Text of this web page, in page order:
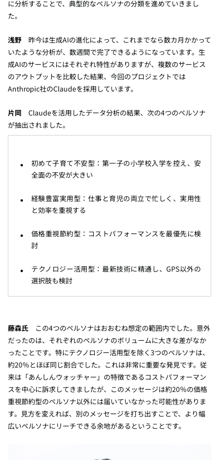
に分析することで、典型的なペルソナの分類を進めていきまし
た。
浅野 昨今は生成AIの進化によって、これまでなら数カ月かかって
いたような分析が、数週間で完了できるようになっています。生
成AIのサービスにはそれぞれ特性がありますが、複数のサービス
のアウトプットを比較した結果、今回のプロジェクトでは
Anthropic社のClaudeを採用しています。
片岡 Claudeを活用したデータ分析の結果、次の4つのペルソナ
が抽出されました。
初めて子育て不安型：第一子の小学校入学を控え、安
全面の不安が大きい
経験豊富実用型：仕事と育児の両立で忙しく、実用性
と効率を重視する
価格重視節約型：コストパフォーマンスを最優先に検
討
テクノロジー活用型：最新技術に精通し、GPS以外の
選択肢も検討
藤森氏 この4つのペルソナはおおむね想定の範囲内でした。意外
だったのは、それぞれのペルソナのボリュームに大きな差がなか
ったことです。特にテクノロジー活用型を除く3つのペルソナは、
約20％とほぼ同じ割合でした。これは非常に重要な発見です。従
来は「あんしんウォッチャー」の特徴であるコストパフォーマン
スを中心に訴求してきましたが、このメッセージは約20％の価格
重視節約型のペルソナ以外には届いていなかった可能性がありま
す。見方を変えれば、別のメッセージを打ち出すことで、より幅
広いペルソナにリーチできる余地があるということです。